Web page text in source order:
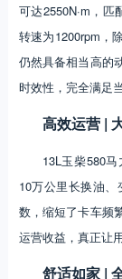
可达2550N·m，
转速为1200rpm，
仍然具备相当高的
时效性，完全满足
高效运营 |
13L玉柴580
10万公里长换油
数，缩短了卡车频
运营收益，真正让
舒适如家 |